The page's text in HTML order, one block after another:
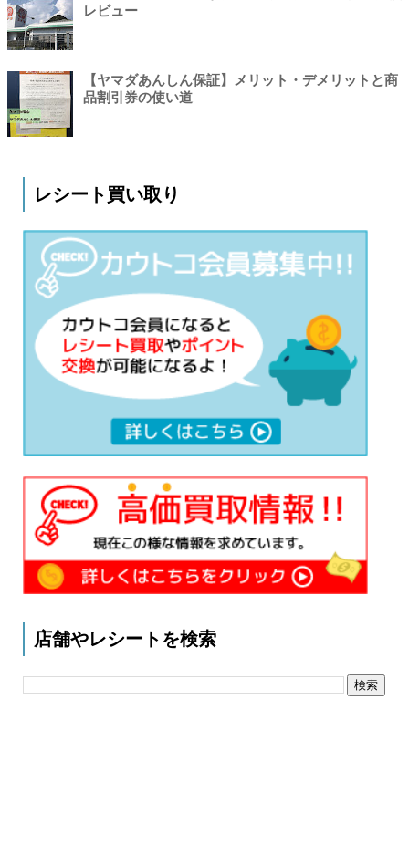
レビュー
【ヤマダあんしん保証】メリット・デメリットと商
品割引券の使い道
レシート買い取り
店舗やレシートを検索